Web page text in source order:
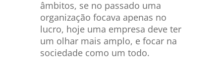
âmbitos, se no passado uma
organização focava apenas no
lucro, hoje uma empresa deve ter
um olhar mais amplo, e focar na
sociedade como um todo.